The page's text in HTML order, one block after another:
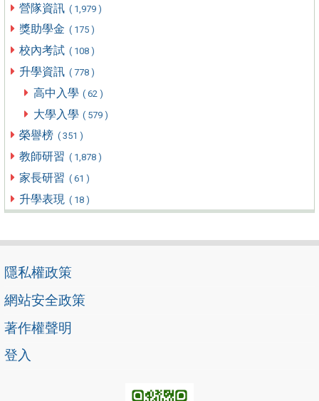
營隊資訊 ( 1,979 )
獎助學金 ( 175 )
校內考試 ( 108 )
升學資訊 ( 778 )
高中入學 ( 62 )
大學入學 ( 579 )
榮譽榜 ( 351 )
教師研習 ( 1,878 )
家長研習 ( 61 )
升學表現 ( 18 )
隱私權政策
網站安全政策
著作權聲明
登入